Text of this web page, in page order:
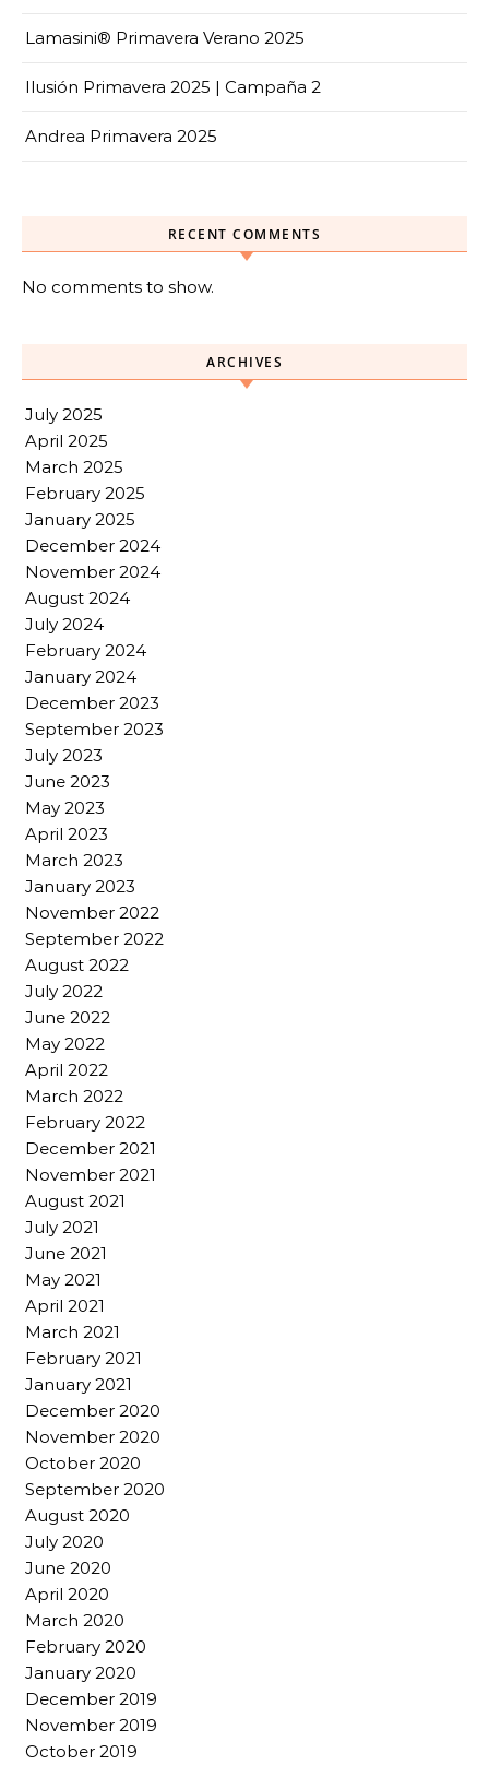
Lamasini® Primavera Verano 2025
Ilusión Primavera 2025 | Campaña 2
Andrea Primavera 2025
RECENT COMMENTS
No comments to show.
ARCHIVES
July 2025
April 2025
March 2025
February 2025
January 2025
December 2024
November 2024
August 2024
July 2024
February 2024
January 2024
December 2023
September 2023
July 2023
June 2023
May 2023
April 2023
March 2023
January 2023
November 2022
September 2022
August 2022
July 2022
June 2022
May 2022
April 2022
March 2022
February 2022
December 2021
November 2021
August 2021
July 2021
June 2021
May 2021
April 2021
March 2021
February 2021
January 2021
December 2020
November 2020
October 2020
September 2020
August 2020
July 2020
June 2020
April 2020
March 2020
February 2020
January 2020
December 2019
November 2019
October 2019